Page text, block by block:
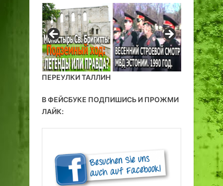
ПЕРЕУЛКИ ТАЛЛИН
В ФЕЙСБУКЕ ПОДПИШИСЬ И ПРОЖМИ
ЛАЙК: